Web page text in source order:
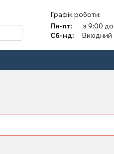
Графік роботи:
Пн-пт:
з 9:00
Сб-нд:
Вихідний